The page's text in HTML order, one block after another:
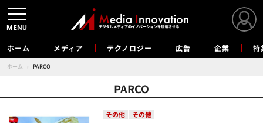
ホーム メディア テクノロジー 広告 企業 特
ホーム › PARCO
PARCO
その他 その他
MENU